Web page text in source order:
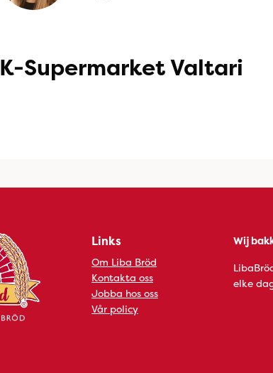
K-Supermarket Valtari
Links
Om Liba Bröd
Kontakta oss
Jobba hos oss
Vår policy
Wij
elke